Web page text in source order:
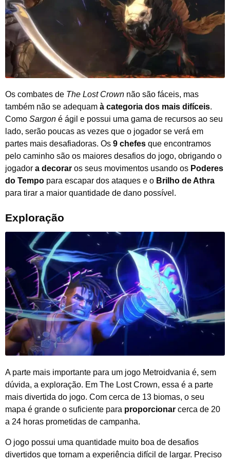
Os combates de The Lost Crown não são fáceis, mas
também não se adequam à categoria dos mais difíceis.
Como Sargon é ágil e possui uma gama de recursos ao seu
lado, serão poucas as vezes que o jogador se verá em
partes mais desafiadoras. Os 9 chefes que encontramos
pelo caminho são os maiores desafios do jogo, obrigando o
jogador a decorar os seus movimentos usando os Poderes
do Tempo para escapar dos ataques e o Brilho de Athra
para tirar a maior quantidade de dano possível.
Exploração
A parte mais importante para um jogo Metroidvania é, sem
dúvida, a exploração. Em The Lost Crown, essa é a parte
mais divertida do jogo. Com cerca de 13 biomas, o seu
mapa é grande o suficiente para proporcionar cerca de 20
a 24 horas prometidas de campanha.
O jogo possui uma quantidade muito boa de desafios
divertidos que tornam a experiência difícil de largar. Preciso